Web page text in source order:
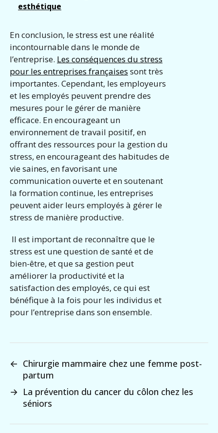
esthétique
En conclusion, le stress est une réalité
incontournable dans le monde de
l’entreprise. Les conséquences du stress
pour les entreprises françaises sont très
importantes. Cependant, les employeurs
et les employés peuvent prendre des
mesures pour le gérer de manière
efficace. En encourageant un
environnement de travail positif, en
offrant des ressources pour la gestion du
stress, en encourageant des habitudes de
vie saines, en favorisant une
communication ouverte et en soutenant
la formation continue, les entreprises
peuvent aider leurs employés à gérer le
stress de manière productive.
Il est important de reconnaître que le
stress est une question de santé et de
bien-être, et que sa gestion peut
améliorer la productivité et la
satisfaction des employés, ce qui est
bénéfique à la fois pour les individus et
pour l’entreprise dans son ensemble.
← Chirurgie mammaire chez une femme post-
partum
→ La prévention du cancer du côlon chez les
séniors